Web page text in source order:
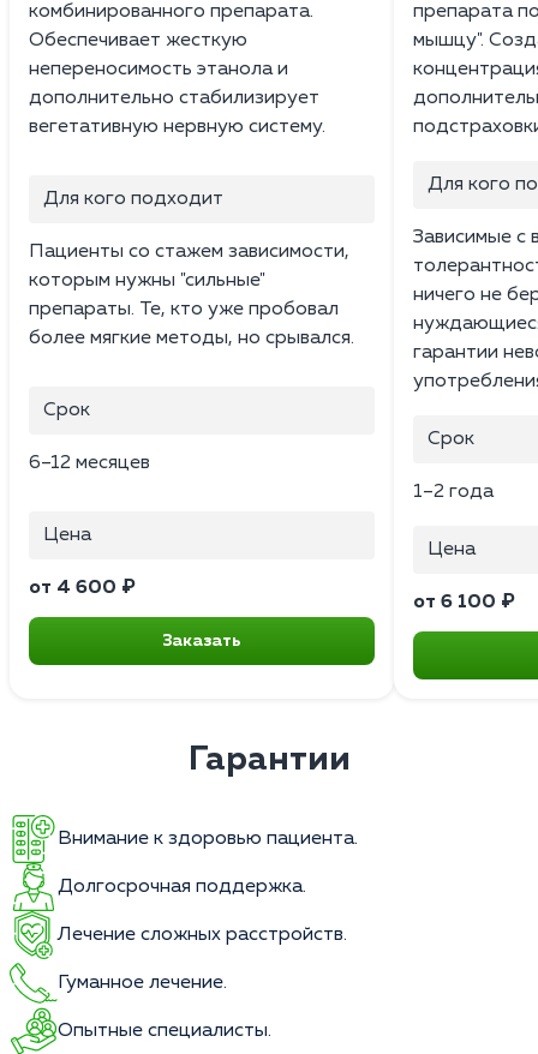
комбинированного препарата.
Обеспечивает жесткую
непереносимость этанола и
дополнительно стабилизирует
вегетативную нервную систему.
Для кого подходит
Пациенты со стажем зависимости,
которым нужны "сильные"
препараты. Те, кто уже пробовал
более мягкие методы, но срывался.
Срок
6–12 месяцев
Цена
от 4 600 ₽
Заказать
препарата
мышцу".
Для кого
Зависимые с
ничего не
гарантии
Срок
1–2 года
Цена
от 6 100 ₽
Гарантии
Внимание к здоровью пациента.
Долгосрочная поддержка.
Лечение сложных расстройств.
Гуманное лечение.
Опытные специалисты.